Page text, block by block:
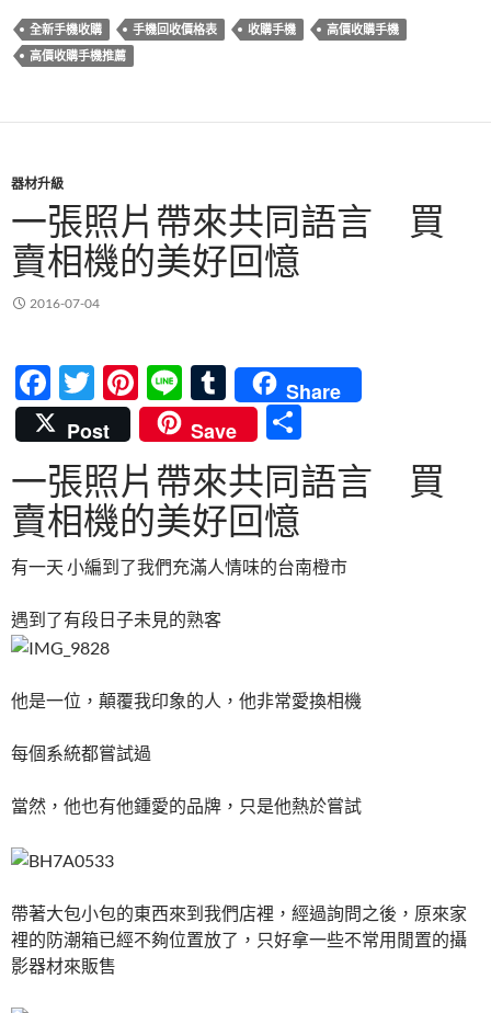
b
o
k
er es
t
bl
r
全新手機收購 手機回收價格表 收購手機
高價收購手機
高價收購手機推薦
器材升級
一張照片帶來共同語言 買
賣相機的美好回憶
2016-07-04
F
ac
e
b
o
o
T
w
itt
er
Pi
nt
er
es
t
Li
n
e
T
u
m
bl
r
Share
Post
Save
享
一張照片帶來共同語言 買
賣相機的美好回憶
有一天 小編到了我們充滿人情味的台南橙市
遇到了有段日子未見的熟客
他是一位，顛覆我印象的人，他非常愛換相機
每個系統都嘗試過
當然，他也有他鍾愛的品牌，只是他熱於嘗試
帶著大包小包的東西來到我們店裡，經過詢問之後，原來家
裡的防潮箱已經不夠位置放了，只好拿一些不常用閒置的攝
影器材來販售